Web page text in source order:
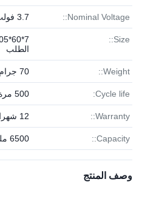
Nominal Voltage:: 3.7 فولت
Size::
الطلب
Weight:: 70 جرام
Cycle life: 500 مرة
Warranty:: 12 شهرا
Capacity:: 6500 مللي أمبير
وصف المنتج